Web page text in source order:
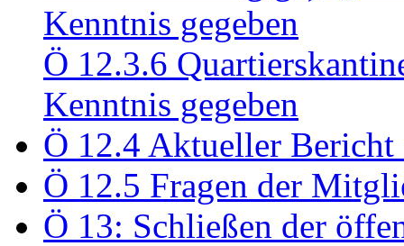
Kenntnis gegeben
Ö 12.3.6
Kenntnis gegeben
Ö 12.4 Aktueller Bericht
Ö 12.5 Fragen der
Ö 13: Schließen der